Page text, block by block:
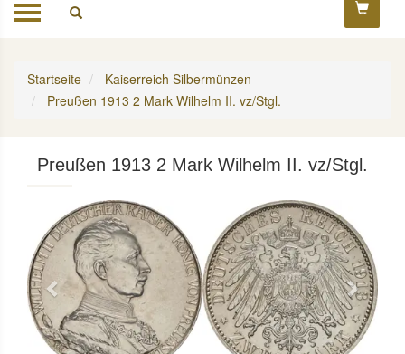
Toggle
Startseite
Kaiserreich Silbermünzen
Preußen 1913 2 Mark Wilhelm II. vz/Stgl.
Preußen 1913 2 Mark Wilhelm II. vz/Stgl.
Previous Next